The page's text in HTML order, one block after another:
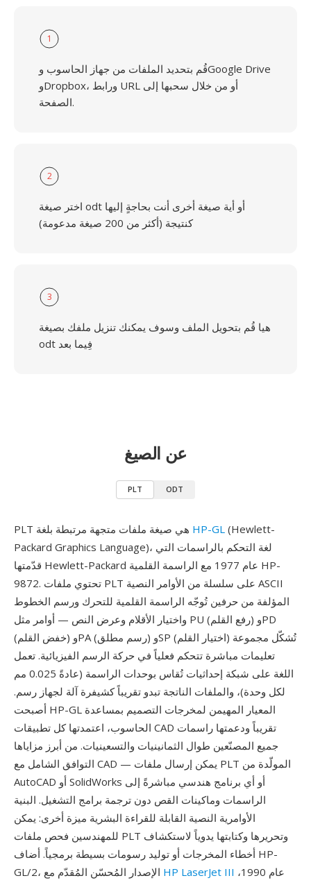
1
قُم بتحديد الملفات من جهاز الحاسوب وGoogle Drive
وDropbox، ورابط URL أو من خلال سحبها إلى
الصفحة.
2
اختر صيغة odt أو أية صيغة أخرى أنت بحاجةٍ إليها
كنتيجة (أكثر من 200 صيغة مدعومة)
3
هيا قُم بتحويل الملف وسوف يمكنك تنزيل ملفك بصيغة
odt فِيما بعد
عن الصيغ
PLT ODT
HP-GL (Hewlett-
Packard Graphics Language)، لغة التحكم بالراسمات التي
قدّمتها Hewlett-Packard عام 1977 مع الراسمة القلمية HP-
9872. تحتوي ملفات PLT على سلسلة من الأوامر النصية ASCII
المؤلفة من حرفين تُوجّه الراسمة القلمية للتحرك ورسم الخطوط
واختيار الأقلام وعرض النص — أوامر مثل PU (رفع القلم) وPD
(خفض القلم) وPA (رسم مطلق) وSP (اختيار القلم) تُشكّل مجموعة
تعليمات مباشرة تتحكم فعلياً في حركة الرسم الفيزيائية. تعمل
اللغة على شبكة إحداثيات تُقاس بوحدات الراسمة (عادةً 0.025 مم
لكل وحدة)، والملفات الناتجة تبدو تقريباً كشيفرة آلة لجهاز رسم.
أصبحت HP-GL المعيار المهيمن لمخرجات التصميم بمساعدة
الحاسوب، اعتمدتها كل تطبيقات CAD تقريباً ودعمتها راسمات
جميع المصنّعين طوال الثمانينيات والتسعينيات. من أبرز مزاياها
التوافق الشامل مع CAD — يمكن إرسال ملفات PLT المولّدة من
AutoCAD أو SolidWorks أو أي برنامج هندسي مباشرةً إلى
الراسمات وماكينات القص دون ترجمة برامج التشغيل. البنية
الأوامرية النصية القابلة للقراءة البشرية ميزة أخرى: يمكن
للمهندسين فحص ملفات PLT وتحريرها وكتابتها يدوياً لاستكشاف
أخطاء المخرجات أو توليد رسومات بسيطة برمجياً. أضاف HP-
HP LaserJet III